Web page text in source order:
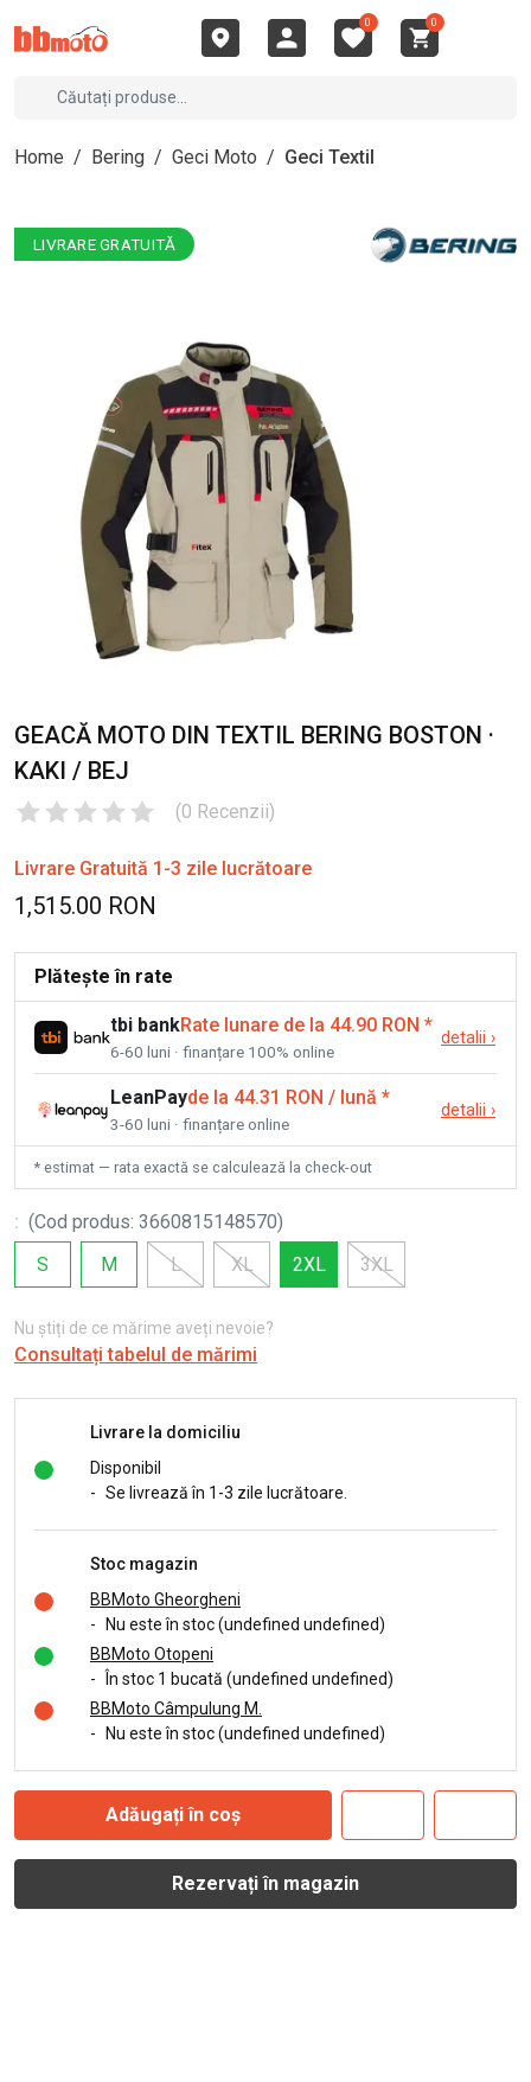
0 0
Home / Bering / Geci Moto / Geci Textil
LIVRARE GRATUITĂ
GEACĂ MOTO DIN TEXTIL BERING BOSTON ·
KAKI / BEJ
(0 Recenzii)
Livrare Gratuită 1-3 zile lucrătoare
1,515.00 RON
Plătește în rate
tbi bankRate lunare de la 44.90 RON *
6-60 luni · finanțare 100% online
detalii ›
LeanPayde la 44.31 RON / lună *
3-60 luni · finanțare online
detalii ›
* estimat — rata exactă se calculează la check-out
: (Cod produs: 3660815148570)
S
M L XL 2XL 3XL
Nu știți de ce mărime aveți nevoie?
Consultați tabelul de mărimi
Livrare la domiciliu
Disponibil
- Se livrează în 1-3 zile lucrătoare.
Stoc magazin
BBMoto Gheorgheni
-
Nu este în stoc (undefined undefined)
BBMoto Otopeni
-
În stoc 1 bucată (undefined undefined)
BBMoto Câmpulung M.
-
Nu este în stoc (undefined undefined)
Adăugați în coș
Rezervați în magazin